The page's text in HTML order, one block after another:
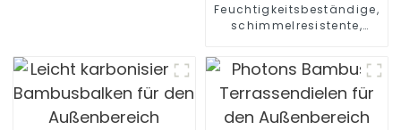
Feuchtigkeitsbeständige,
schimmelresistente,
Wandplatte für den
Innenbereich